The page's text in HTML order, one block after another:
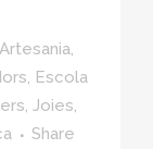
Artesania,
, Escola
, Joies,
Share